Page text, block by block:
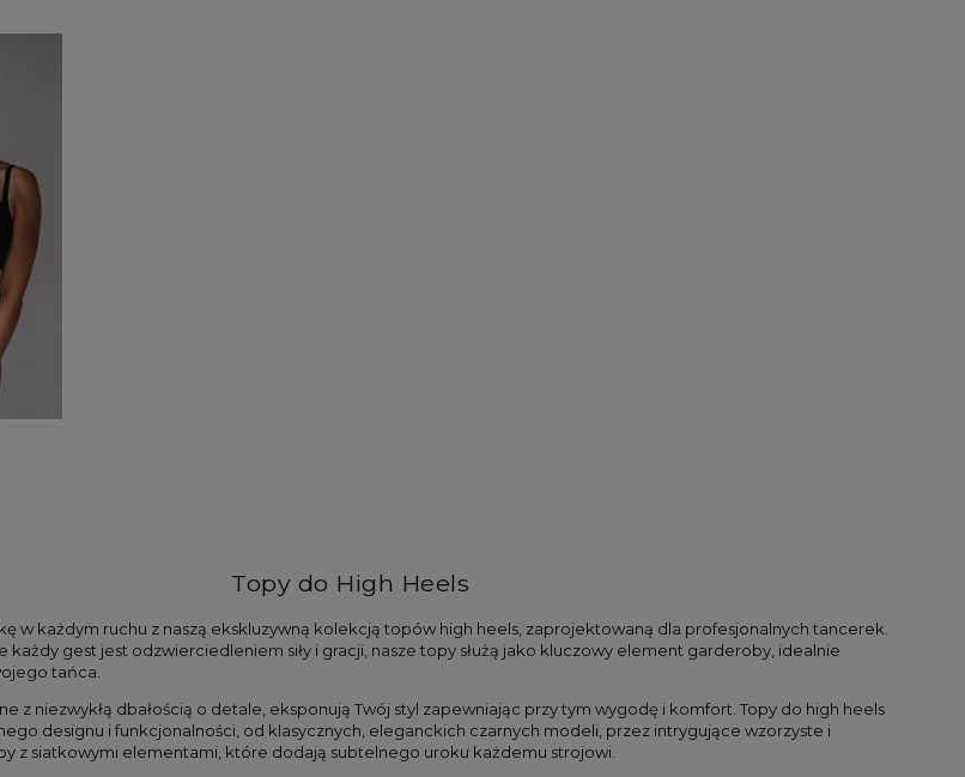
talii BENG
189,00 zł
169,00 zł
149,00 zł
Topy do High Heels
w każdym ruchu z naszą ekskluzywną kolekcją topów high heels, zaprojektowaną dla profesjonalnych tancerek.
każdy gest jest odzwierciedleniem siły i gracji, nasze topy służą jako kluczowy element garderoby, idealnie
tańca.
z niezwykłą dbałością o detale, eksponują Twój styl zapewniając przy tym wygodę i komfort. Topy do high heels
designu i funkcjonalności, od klasycznych, eleganckich czarnych modeli, przez intrygujące wzorzyste i
z siatkowymi elementami, które dodają subtelnego uroku każdemu strojowi.